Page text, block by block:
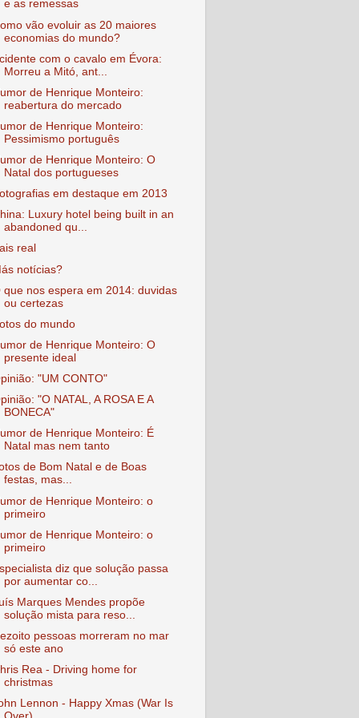
e as remessas
vão evoluir as 20 maiores
economias do mundo?
com o cavalo em Évora:
Morreu a Mitó, ant...
de Henrique Monteiro:
reabertura do mercado
de Henrique Monteiro:
Pessimismo português
de Henrique Monteiro: O
Natal dos portugueses
em destaque em 2013
Luxury hotel being built in an
abandoned qu...
real
notícias?
que nos espera em 2014: duvidas
ou certezas
do mundo
de Henrique Monteiro: O
presente ideal
"UM CONTO"
"O NATAL, A ROSA E A
BONECA"
de Henrique Monteiro: É
Natal mas nem tanto
de Bom Natal e de Boas
festas, mas...
de Henrique Monteiro: o
primeiro
de Henrique Monteiro: o
primeiro
diz que solução passa
por aumentar co...
Marques Mendes propõe
solução mista para reso...
pessoas morreram no mar
só este ano
Rea - Driving home for
christmas
Lennon - Happy Xmas (War Is